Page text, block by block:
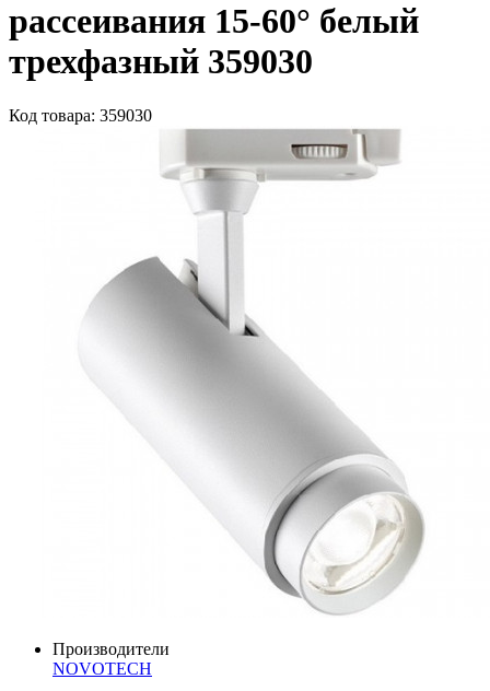
рассеивания 15-60° белый
трехфазный 359030
Код товара: 359030
Производители
NOVOTECH